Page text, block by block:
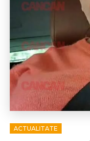
ACTUALITATE